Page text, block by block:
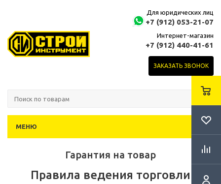
Для юридических лиц
+7 (912) 053-21-07
Интернет-магазин
+7 (912) 440-41-61
ЗАКАЗАТЬ ЗВОНОК
МЕНЮ
Гарантия на товар
Правила ведения торговли